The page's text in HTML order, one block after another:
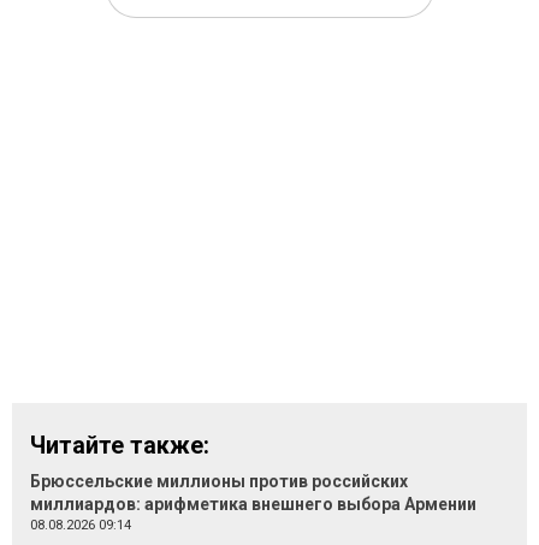
Читайте также:
Брюссельские миллионы против российских
миллиардов: арифметика внешнего выбора Армении
08.08.2026 09:14